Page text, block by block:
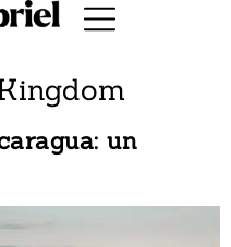
un